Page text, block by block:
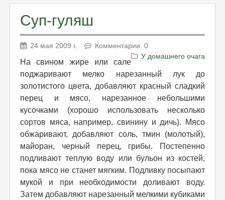
Суп-гуляш
24 мая 2009 г.
Комментарии: 0
У домашнего очага
На свином жире или сале
поджаривают мелко нарезанный лук до
золотистого цвета, добавляют красный сладкий
перец и мясо, нарезанное небольшими
кусочками (хорошо использовать несколько
сортов мяса, например, свинину и дичь). Мясо
обжаривают, добавляют соль, тмин (молотый),
майоран, черный перец, грибы. Постепенно
подливают теплую воду или бульон из костей,
пока мясо не станет мягким. Подливку посыпают
мукой и при необходимости доливают воду.
Затем добавляют нарезанный мелкими кубиками